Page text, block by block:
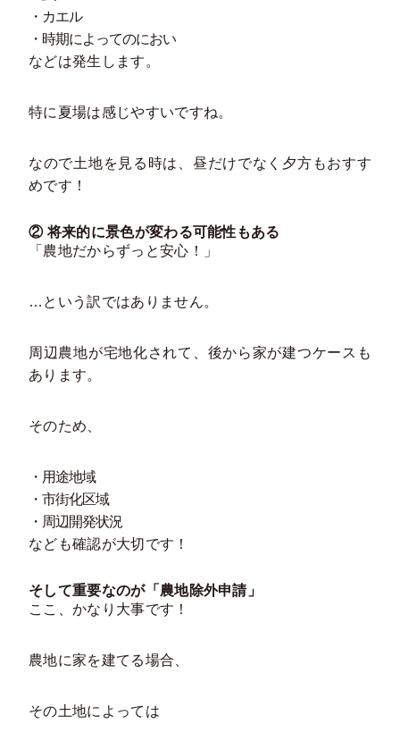
・カエル
・時期によってのにおい
などは発生します。
特に夏場は感じやすいですね。
なので土地を見る時は、昼だけでなく夕方もおすす
めです！
② 将来的に景色が変わる可能性もある
「農地だからずっと安心！」
…という訳ではありません。
周辺農地が宅地化されて、後から家が建つケースも
あります。
そのため、
・用途地域
・市街化区域
・周辺開発状況
なども確認が大切です！
そして重要なのが「農地除外申請」
ここ、かなり大事です！
農地に家を建てる場合、
その土地によっては